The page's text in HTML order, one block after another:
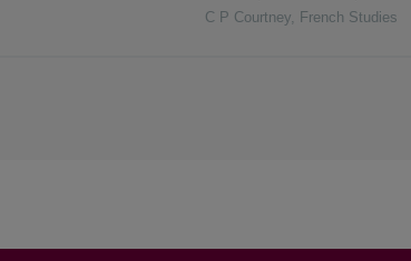
C P Courtney, French Studies